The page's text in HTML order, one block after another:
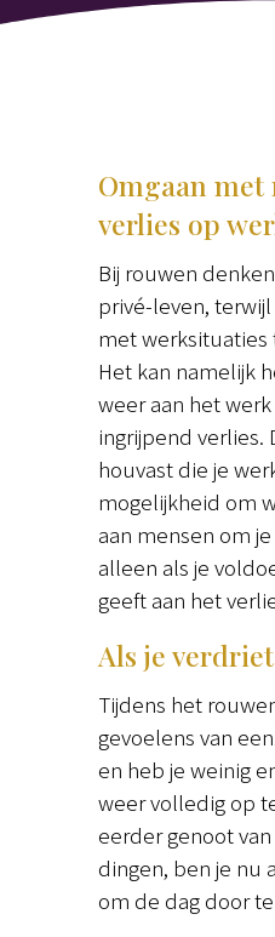
Omgaan met
verlies op
Bij rouwen
privé-leven,
met werksituaties
Het kan namelijk
weer aan het
ingrijpend verlies.
houvast die je
mogelijkheid om
aan mensen om
alleen als je
geeft aan het
Als je
Tijdens het
gevoelens van
en heb je weinig
weer volledig op
eerder genoot
dingen, ben je nu
om de dag door